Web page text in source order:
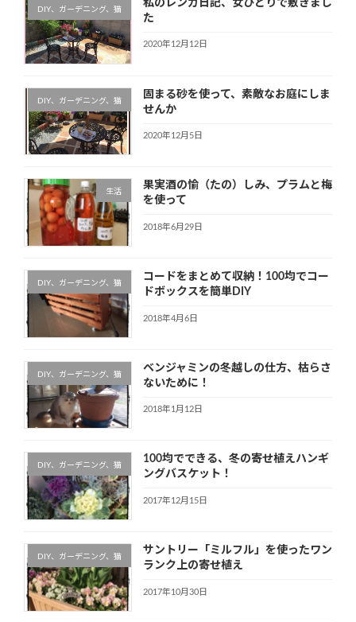
DIY、ガーデニング、猫
私のレンガ日記、女ひとりで敷きまし
た
2020年12月12日
DIY、ガーデニング、猫
固まる砂を使って、素敵なお庭にしま
せんか
2020年12月5日
生活
果実酒の愉（たの）しみ、プラムと梅
を使って
2018年6月29日
DIY、ガーデニング、猫
コードをまとめて収納！100均でコー
ドボックスを簡単DIY
2018年4月6日
DIY、ガーデニング、猫
ベンジャミンの冬越しの仕方、枯らさ
ないために！
2018年1月12日
DIY、ガーデニング、猫
100均でできる、冬の寄せ植えハンギ
ングバスケット！
2017年12月15日
DIY、ガーデニング、猫
サントリー「ミルフル」を使ったワン
ランク上の寄せ植え
2017年10月30日